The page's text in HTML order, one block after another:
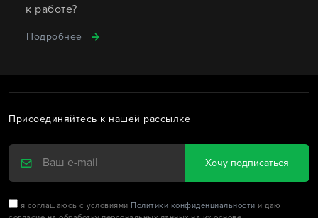
к работе?
Подробнее
Присоединяйтесь к нашей рассылке
Хочу подписаться
я соглашаюсь с условиями Политики конфиденциальности и даю